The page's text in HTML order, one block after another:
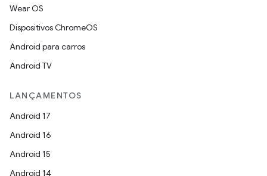
Wear OS
Dispositivos ChromeOS
Android para carros
Android TV
LANÇAMENTOS
Android 17
Android 16
Android 15
Android 14